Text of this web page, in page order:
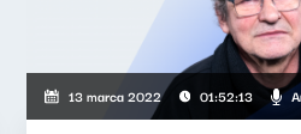
13 marca 2022 01:52:13